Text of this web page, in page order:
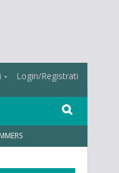
Login/Registrati